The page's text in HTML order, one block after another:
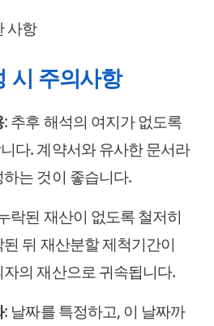
사항
시 주의사항
: 추후 해석의 여지가 없도록
다. 계약서와 유사한 문서라
는 것이 좋습니다.
락된 재산이 없도록 철저히
뒤 재산분할 제척기간이
의 재산으로 귀속됩니다.
: 날짜를 특정하고, 이 날짜까